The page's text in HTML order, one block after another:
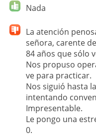
Nada
La atención
señora, carente
84 años que sólo
Nos propuso
ve para practicar.
Nos siguió hasta
intentando
Impresentable.
Le pongo una
0.